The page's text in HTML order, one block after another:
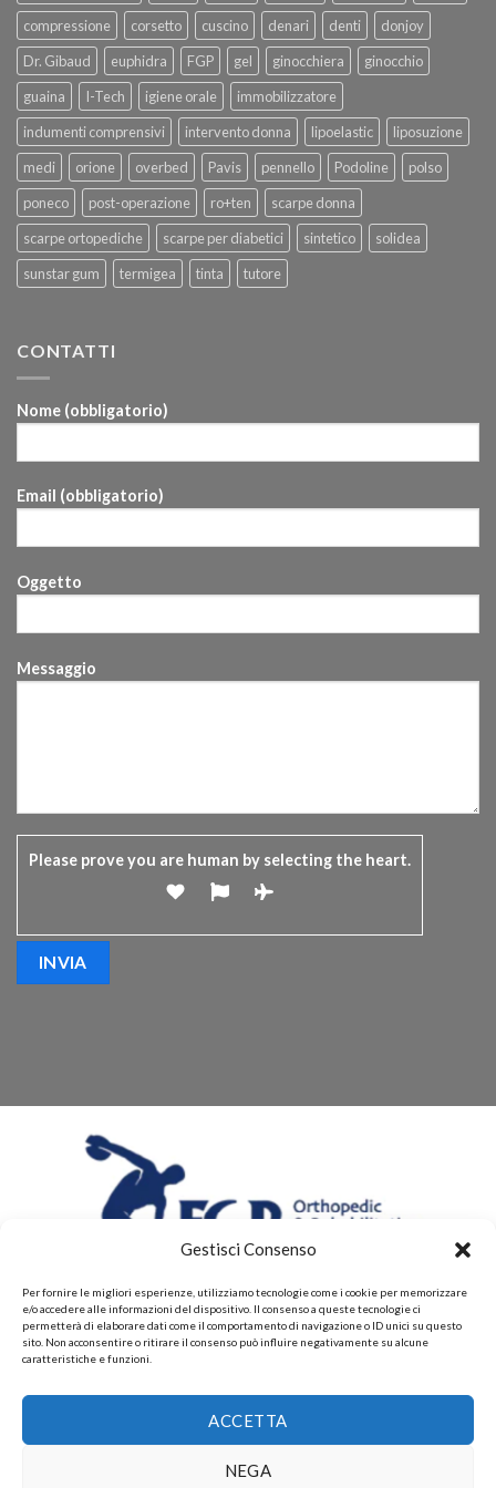
Gestisci Consenso
Per fornire le migliori esperienze, utilizziamo tecnologie come i cookie per memorizzare
e/o accedere alle informazioni del dispositivo. Il consenso a queste tecnologie ci
permetterà di elaborare dati come il comportamento di navigazione o ID unici su questo
sito. Non acconsentire o ritirare il consenso può influire negativamente su alcune
caratteristiche e funzioni.
ACCETTA
NEGA
compressione corsetto cuscino denari denti
donjoy
Dr. Gibaud
euphidra FGP gel ginocchiera
ginocchio
guaina
I-Tech igiene orale
immobilizzatore
indumenti comprensivi
intervento donna lipoelastic
liposuzione
medi
orione overbed Pavis pennello Podoline
polso
poneco
post-operazione ro+ten
scarpe donna
scarpe ortopediche
scarpe per diabetici sintetico
solidea
sunstar gum
termigea tinta tutore
CONTATTI
Nome (obbligatorio)
Email (obbligatorio)
Oggetto
Messaggio
Please prove you are human by selecting the heart.
POLITICHE DI RESI E DI RIMBORSI
Gruppo FAF srls, Via Montelparo 43 A-B